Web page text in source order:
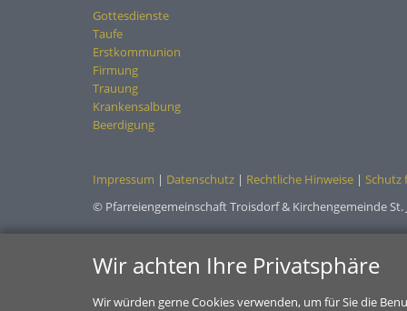
Gottesdienste
Taufe
Erstkommunion
Firmung
Trauung
Krankensalbung
Beerdigung
Impressum | Datenschutz | Rechtliche Hinweise | Schutz
© Pfarreiengemeinschaft Troisdorf & Kirchengemeinde St.
Wir achten Ihre Privatsphäre
Wir würden gerne Cookies verwenden, um für Sie die